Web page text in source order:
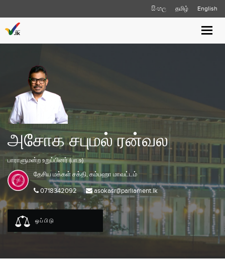
සිංහල தமிழ் English
Toggle
அசோக சபுமல் ரன்வல
பாராளுமன்ற உறுப்பினர் (பா.உ)
தேசிய மக்கள் சக்தி,கம்பஹா மாவட்டம்
0718342092 asokasr@parliament.lk
ஒப்பிடு